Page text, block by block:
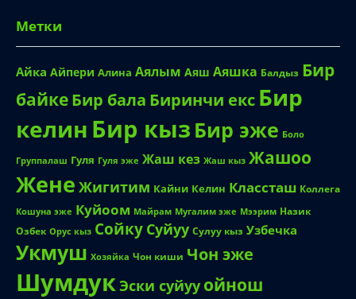
Метки
Айка Айпери Алина Аялым Аяш Аяшка Балдыз Бир
байкеБир бала Биринчи екс Бир
келин Бир кыз Бир эже Боло
Группалаш Гуля Гуля эже Жаш кез Жаш кыз Жашоо
Жене Жигитим Кайни Келин Классташ Коллега
Кошуна эже Куйоом Майрам Мугалим эже Мээрим Назик
Озбек Орус кыз Сойку Суйуу Сулуу кыз Узбечка
Укмуш Хозяйка Чон киши Чон эже
ШумдукЭски суйуу ойнош